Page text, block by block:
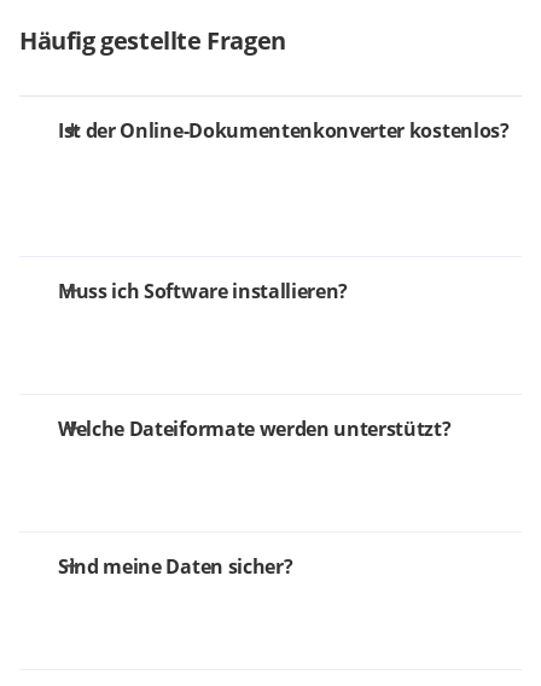
Häufig gestellte Fragen
Ist der Online-Dokumentenkonverter kostenlos?
Muss ich Software installieren?
Welche Dateiformate werden unterstützt?
Sind meine Daten sicher?